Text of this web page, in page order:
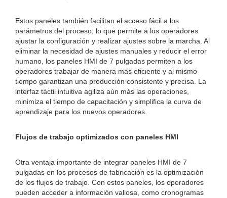
Estos paneles también facilitan el acceso fácil a los
parámetros del proceso, lo que permite a los operadores
ajustar la configuración y realizar ajustes sobre la marcha. Al
eliminar la necesidad de ajustes manuales y reducir el error
humano, los paneles HMI de 7 pulgadas permiten a los
operadores trabajar de manera más eficiente y al mismo
tiempo garantizan una producción consistente y precisa. La
interfaz táctil intuitiva agiliza aún más las operaciones,
minimiza el tiempo de capacitación y simplifica la curva de
aprendizaje para los nuevos operadores.
Flujos de trabajo optimizados con paneles HMI
Otra ventaja importante de integrar paneles HMI de 7
pulgadas en los procesos de fabricación es la optimización
de los flujos de trabajo. Con estos paneles, los operadores
pueden acceder a información valiosa, como cronogramas